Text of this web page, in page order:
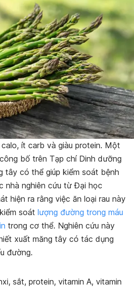
ít carb và giàu protein. Một
bố trên Tạp chí Dinh dưỡng
tây có thể giúp kiểm soát bệnh
nhà nghiên cứu từ Đại học
hiện ra rằng việc ăn loại rau này
soát lượng đường trong máu
trong cơ thể. Nghiên cứu này
xuất măng tây có tác dụng
đường.
sắt, protein, vitamin A, vitamin